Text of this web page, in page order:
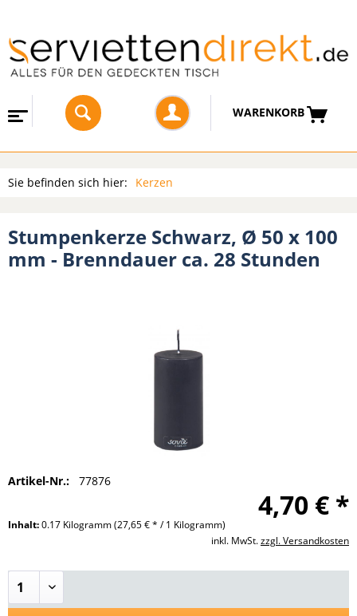
WARENKORB
Sie befinden sich hier: Kerzen
Stumpenkerze Schwarz, Ø 50 x 100
mm - Brenndauer ca. 28 Stunden
Artikel-Nr.: 77876
4,70 € *
Inhalt:0.17 Kilogramm(27,65 € * / 1 Kilogramm)
inkl. MwSt.zzgl. Versandkosten